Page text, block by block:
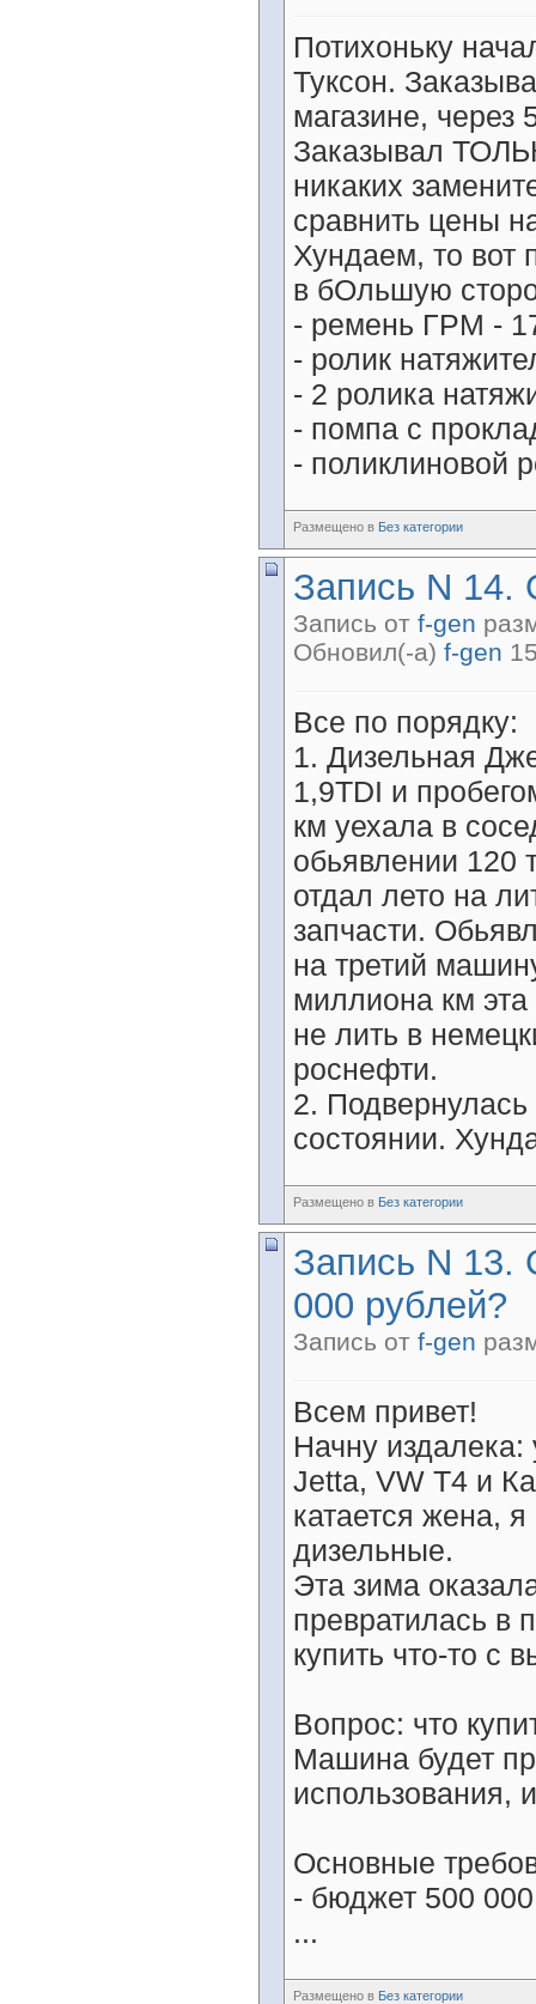
Потихоньку
Туксон.
магазине,
Заказывал
никаких
сравнить цены
Хундаем, то вот
в бОльшую
- ремень ГРМ -
- ролик
- 2 ролика
- помпа с
- поликлиновой
Размещено в Без категории
Запись N 14.
Запись от f-gen
Обновил(-а) f-gen
Все по порядку:
1. Дизельная
1,9TDI и
км уехала в
обьявлении 120
отдал лето на
запчасти.
на третий
миллиона км
не лить в
роснефти.
2.
состоянии.
Размещено в Без категории
Запись N 13.
000 рублей?
Запись от f-gen
Всем привет!
Начну
Jetta, VW T4 и
катается жена,
дизельные.
Эта зима
превратилась в
купить что-то с
Вопрос: что
Машина будет
использования,
Основные
- бюджет 500
...
Размещено в Без категории